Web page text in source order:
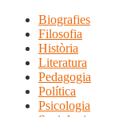
Biografies
Filosofia
Història
Literatura
Pedagogia
Política
Psicologia